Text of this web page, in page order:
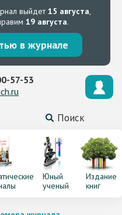
выйдет15 августа,
19 августа.
в журнале
Поиск
57-53
Юный
ученый
Издание
книг